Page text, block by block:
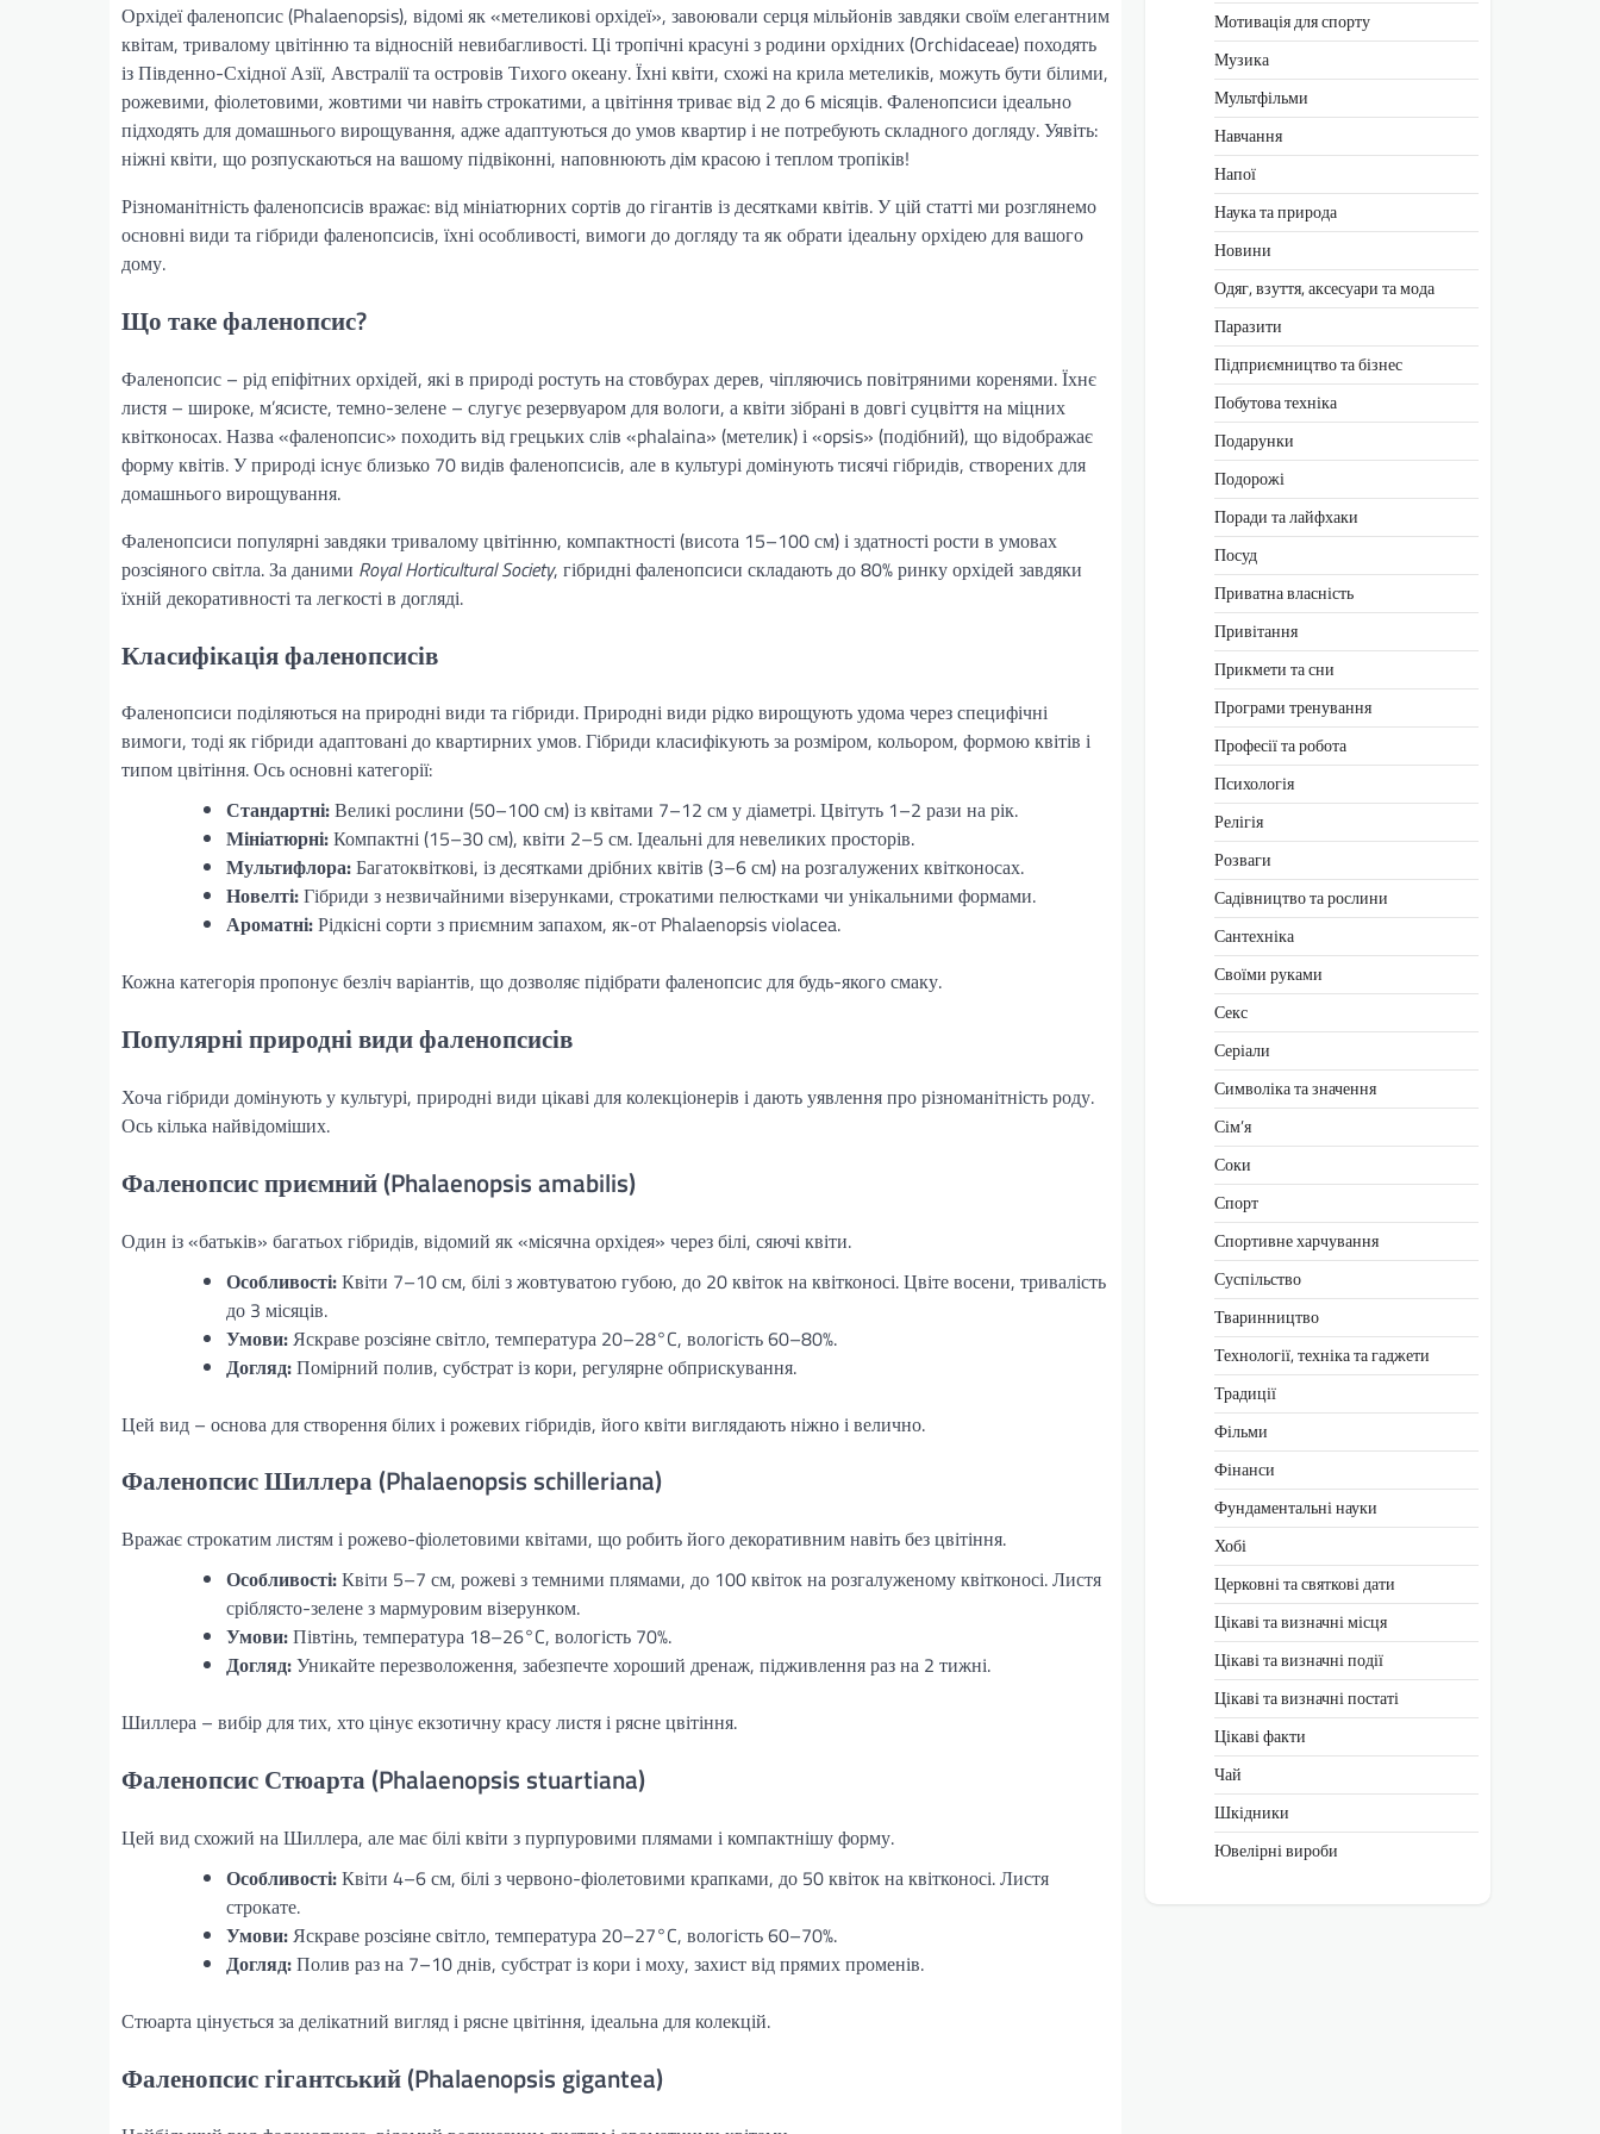
Орхідеї фаленопсис (Phalaenopsis), відомі як «метеликові орхідеї», завоювали серця мільйонів завдяки своїм елегантним
квітам, тривалому цвітінню та відносній невибагливості. Ці тропічні красуні з родини орхідних (Orchidaceae) походять
із Південно-Східної Азії, Австралії та островів Тихого океану. Їхні квіти, схожі на крила метеликів, можуть бути білими,
рожевими, фіолетовими, жовтими чи навіть строкатими, а цвітіння триває від 2 до 6 місяців. Фаленопсиси ідеально
підходять для домашнього вирощування, адже адаптуються до умов квартир і не потребують складного догляду. Уявіть:
ніжні квіти, що розпускаються на вашому підвіконні, наповнюють дім красою і теплом тропіків!
Різноманітність фаленопсисів вражає: від мініатюрних сортів до гігантів із десятками квітів. У цій статті ми розглянемо
основні види та гібриди фаленопсисів, їхні особливості, вимоги до догляду та як обрати ідеальну орхідею для вашого
дому.
Що таке фаленопсис?
Фаленопсис – рід епіфітних орхідей, які в природі ростуть на стовбурах дерев, чіпляючись повітряними коренями. Їхнє
листя – широке, м’ясисте, темно-зелене – слугує резервуаром для вологи, а квіти зібрані в довгі суцвіття на міцних
квітконосах. Назва «фаленопсис» походить від грецьких слів «phalaina» (метелик) і «opsis» (подібний), що відображає
форму квітів. У природі існує близько 70 видів фаленопсисів, але в культурі домінують тисячі гібридів, створених для
домашнього вирощування.
Фаленопсиси популярні завдяки тривалому цвітінню, компактності (висота 15–100 см) і здатності рости в умовах
розсіяного світла. За даними Royal Horticultural Society, гібридні фаленопсиси складають до 80% ринку орхідей завдяки
їхній декоративності та легкості в догляді.
Класифікація фаленопсисів
Фаленопсиси поділяються на природні види та гібриди. Природні види рідко вирощують удома через специфічні
вимоги, тоді як гібриди адаптовані до квартирних умов. Гібриди класифікують за розміром, кольором, формою квітів і
типом цвітіння. Ось основні категорії:
Стандартні:Великі рослини (50–100 см) із квітами 7–12 см у діаметрі. Цвітуть 1–2 рази на рік.
Мініатюрні:Компактні (15–30 см), квіти 2–5 см. Ідеальні для невеликих просторів.
Мультифлора:Багатоквіткові, із десятками дрібних квітів (3–6 см) на розгалужених квітконосах.
Новелті:Гібриди з незвичайними візерунками, строкатими пелюстками чи унікальними формами.
Ароматні:Рідкісні сорти з приємним запахом, як-от Phalaenopsis violacea.
Кожна категорія пропонує безліч варіантів, що дозволяє підібрати фаленопсис для будь-якого смаку.
Популярні природні види фаленопсисів
Хоча гібриди домінують у культурі, природні види цікаві для колекціонерів і дають уявлення про різноманітність роду.
Ось кілька найвідоміших.
Фаленопсис приємний (Phalaenopsis amabilis)
Один із «батьків» багатьох гібридів, відомий як «місячна орхідея» через білі, сяючі квіти.
Особливості:Квіти 7–10 см, білі з жовтуватою губою, до 20 квіток на квітконосі. Цвіте восени, тривалість
до 3 місяців.
Умови:Яскраве розсіяне світло, температура 20–28°C, вологість 60–80%.
Догляд:Помірний полив, субстрат із кори, регулярне обприскування.
Цей вид – основа для створення білих і рожевих гібридів, його квіти виглядають ніжно і велично.
Фаленопсис Шиллера (Phalaenopsis schilleriana)
Вражає строкатим листям і рожево-фіолетовими квітами, що робить його декоративним навіть без цвітіння.
Особливості:Квіти 5–7 см, рожеві з темними плямами, до 100 квіток на розгалуженому квітконосі. Листя
сріблясто-зелене з мармуровим візерунком.
Умови:Півтінь, температура 18–26°C, вологість 70%.
Догляд:Уникайте перезволоження, забезпечте хороший дренаж, підживлення раз на 2 тижні.
Шиллера – вибір для тих, хто цінує екзотичну красу листя і рясне цвітіння.
Фаленопсис Стюарта (Phalaenopsis stuartiana)
Цей вид схожий на Шиллера, але має білі квіти з пурпуровими плямами і компактнішу форму.
Особливості:Квіти 4–6 см, білі з червоно-фіолетовими крапками, до 50 квіток на квітконосі. Листя
строкате.
Умови:Яскраве розсіяне світло, температура 20–27°C, вологість 60–70%.
Догляд:Полив раз на 7–10 днів, субстрат із кори і моху, захист від прямих променів.
Стюарта цінується за делікатний вигляд і рясне цвітіння, ідеальна для колекцій.
Фаленопсис гігантський (Phalaenopsis gigantea)
Мотивація для спорту
Музика
Мультфільми
Навчання
Напої
Наука та природа
Новини
Одяг, взуття, аксесуари та мода
Паразити
Підприємництво та бізнес
Побутова техніка
Подарунки
Подорожі
Поради та лайфхаки
Посуд
Приватна власність
Привітання
Прикмети та сни
Програми тренування
Професії та робота
Психологія
Релігія
Розваги
Садівництво та рослини
Сантехніка
Своїми руками
Секс
Серіали
Символіка та значення
Сім’я
Соки
Спорт
Спортивне харчування
Суспільство
Тваринництво
Технології, техніка та гаджети
Традиції
Фільми
Фінанси
Фундаментальні науки
Хобі
Церковні та святкові дати
Цікаві та визначні місця
Цікаві та визначні події
Цікаві та визначні постаті
Цікаві факти
Чай
Шкідники
Ювелірні вироби